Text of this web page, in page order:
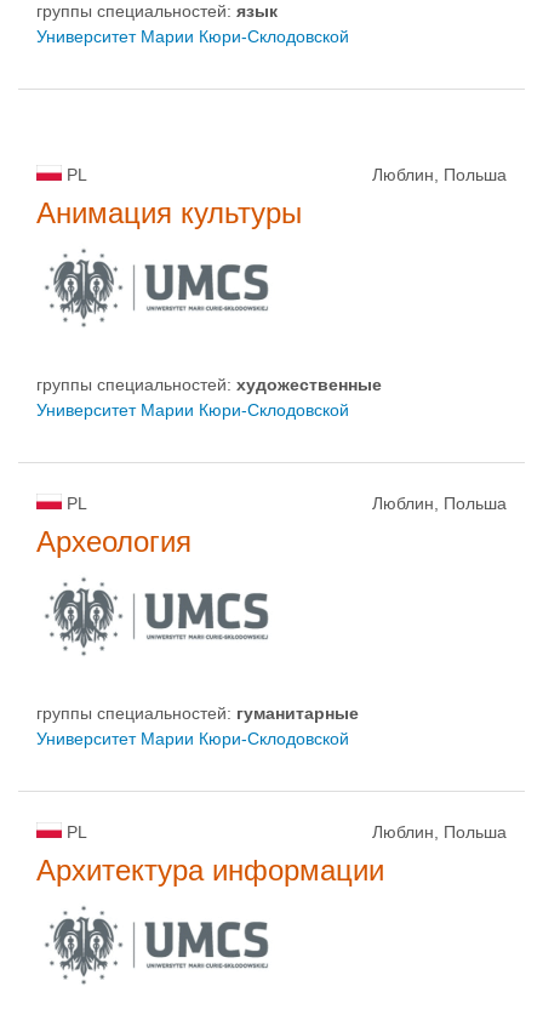
группы специальностей: язык
Университет Марии Кюри-Склодовской
PL Люблин, Польша
Анимация культуры
группы специальностей: художественные
Университет Марии Кюри-Склодовской
PL Люблин, Польша
Археология
группы специальностей: гуманитарные
Университет Марии Кюри-Склодовской
PL Люблин, Польша
Архитектура информации